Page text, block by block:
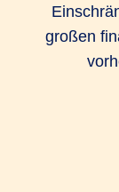
großen